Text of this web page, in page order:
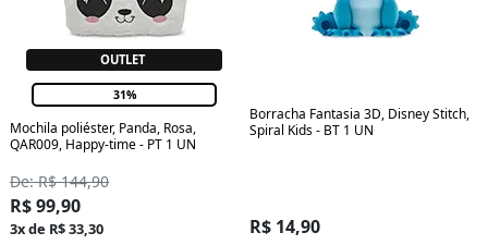
OUTLET
31%
Mochila poliéster, Panda, Rosa,
QAR009, Happy-time - PT 1 UN
De: R$ 144,90
R$ 99,90
3x de R$ 33,30
Borracha Fantasia 3D, Disney Stitch,
Spiral Kids - BT 1 UN
R$ 14,90